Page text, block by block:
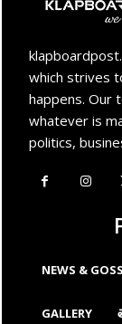
which strives
happens. Our
whatever is
politics,
NEWS &
GALLERY